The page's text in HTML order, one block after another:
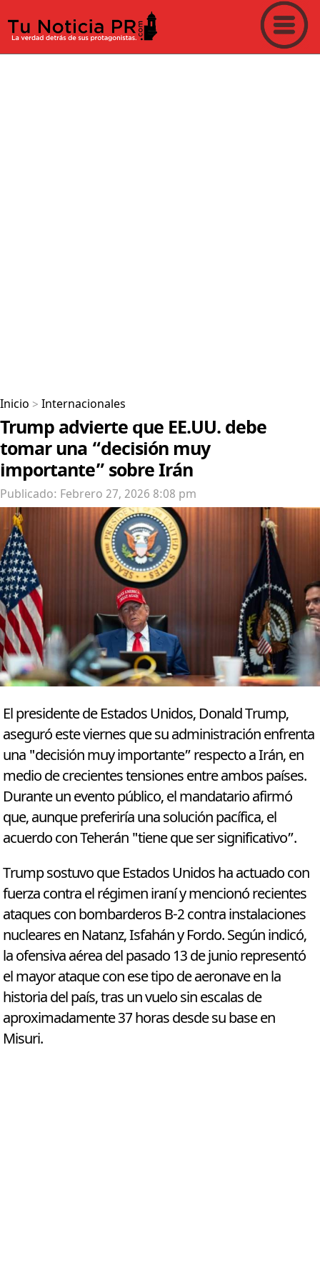
Inicio > Internacionales
Trump advierte que EE.UU. debe
tomar una “decisión muy
importante” sobre Irán
Publicado: Febrero 27, 2026 8:08 pm
El presidente de Estados Unidos, Donald Trump,
aseguró este viernes que su administración enfrenta
una "decisión muy importante” respecto a Irán, en
medio de crecientes tensiones entre ambos países.
Durante un evento público, el mandatario afirmó
que, aunque preferiría una solución pacífica, el
acuerdo con Teherán "tiene que ser significativo”.
Trump sostuvo que Estados Unidos ha actuado con
fuerza contra el régimen iraní y mencionó recientes
ataques con bombarderos B-2 contra instalaciones
nucleares en Natanz, Isfahán y Fordo. Según indicó,
la ofensiva aérea del pasado 13 de junio representó
el mayor ataque con ese tipo de aeronave en la
historia del país, tras un vuelo sin escalas de
aproximadamente 37 horas desde su base en
Misuri.